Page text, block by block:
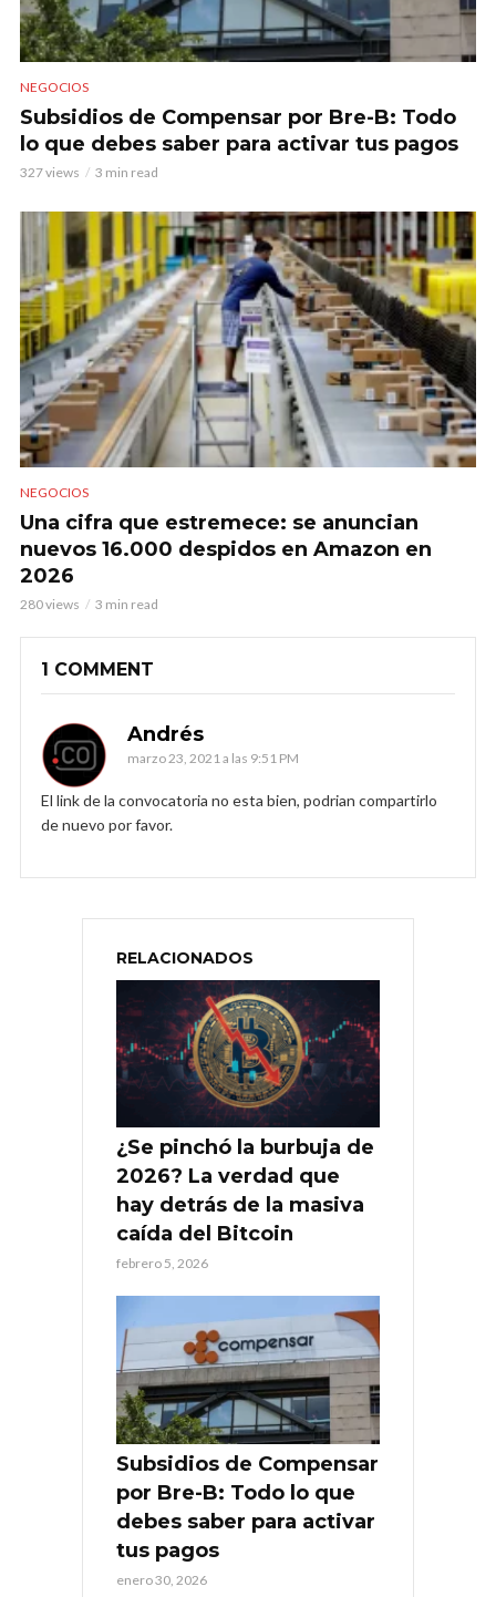
NEGOCIOS
Subsidios de Compensar por Bre-B: Todo
lo que debes saber para activar tus pagos
327 views 3 min read
NEGOCIOS
Una cifra que estremece: se anuncian
nuevos 16.000 despidos en Amazon en
2026
280 views 3 min read
1 COMMENT
Andrés
marzo 23, 2021 a las 9:51 PM
El link de la convocatoria no esta bien, podrian compartirlo
de nuevo por favor.
RELACIONADOS
¿Se pinchó la burbuja de
2026? La verdad que
hay detrás de la masiva
caída del Bitcoin
febrero 5, 2026
Subsidios de Compensar
por Bre-B: Todo lo que
debes saber para activar
tus pagos
enero 30, 2026